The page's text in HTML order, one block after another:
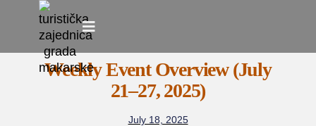
to
contentWeekly Event Overview (July
21–27, 2025)
July 18, 2025